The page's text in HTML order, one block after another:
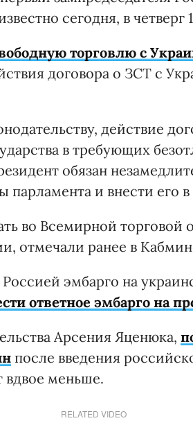
сегодня, в четверг
торговлю с
договора о ЗСТ с
действие
в требующих
обязан
и внести его
во Всемирной торговой
отмечали ранее в
эмбарго на
ответное эмбарго на
Арсения Яценюка,
после введения
вдвое меньше.
RELATED VIDEO